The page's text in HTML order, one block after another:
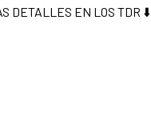
DETALLES EN LOS TDR ⬇️